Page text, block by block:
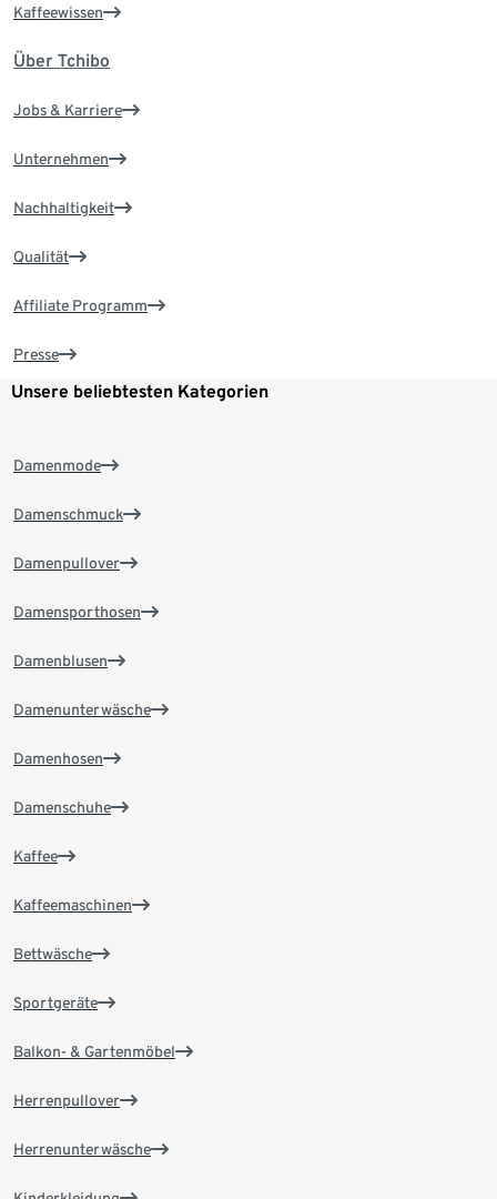
Kaffeewissen
Über Tchibo
Jobs & Karriere
Unternehmen
Nachhaltigkeit
Qualität
Affiliate Programm
Presse
Unsere beliebtesten Kategorien
Damenmode
Damenschmuck
Damenpullover
Damensporthosen
Damenblusen
Damenunterwäsche
Damenhosen
Damenschuhe
Kaffee
Kaffeemaschinen
Bettwäsche
Sportgeräte
Balkon- & Gartenmöbel
Herrenpullover
Herrenunterwäsche